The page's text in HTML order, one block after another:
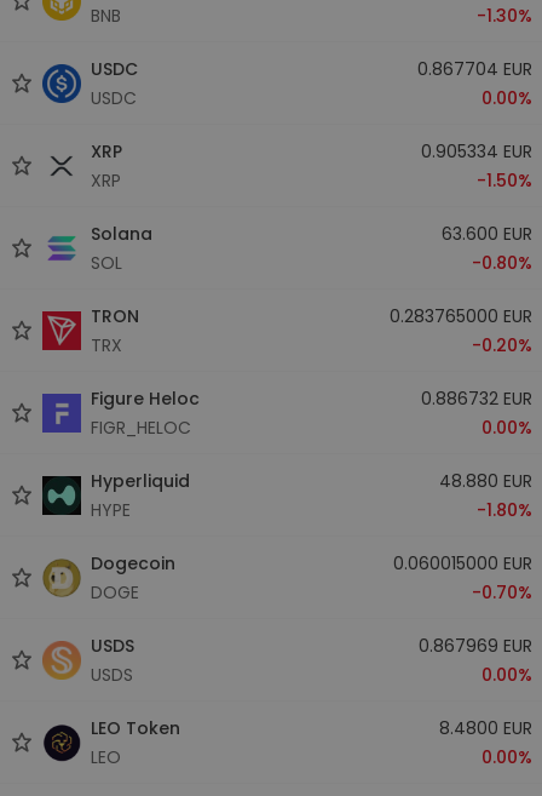
BNB
-1.30%
USDC
USDC
0.867704 EUR
0.00%
XRP
XRP
0.905334 EUR
-1.50%
Solana
SOL
63.600 EUR
-0.80%
TRON
TRX
0.283765000 EUR
-0.20%
Figure Heloc
FIGR_HELOC
0.886732 EUR
0.00%
Hyperliquid
HYPE
48.880 EUR
-1.80%
Dogecoin
DOGE
0.060015000 EUR
-0.70%
USDS
USDS
0.867969 EUR
0.00%
LEO Token
LEO
8.4800 EUR
0.00%